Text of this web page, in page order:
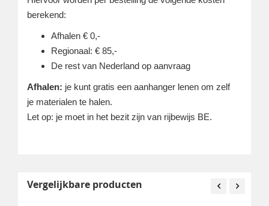
berekend:
Afhalen € 0,-
Regionaal: € 85,-
De rest van Nederland op aanvraag
Afhalen: je kunt gratis een aanhanger lenen om zelf
je materialen te halen.
Let op: je moet in het bezit zijn van rijbewijs BE.
Vergelijkbare producten